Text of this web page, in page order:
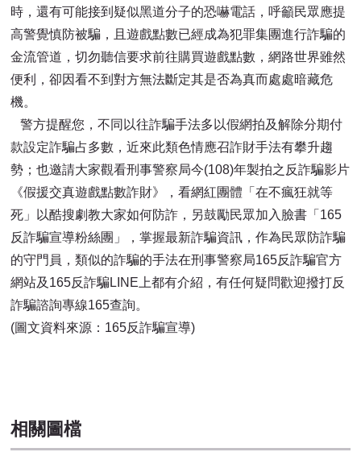
時，還有可能接到疑似黑道分子的恐嚇電話，呼籲民眾應提
高警覺慎防被騙，且遊戲點數已經成為犯罪集團進行詐騙的
金流管道，切勿聽信要求前往購買遊戲點數，網路世界雖然
便利，卻因看不到對方無法斷定其是否為真而處處暗藏危
機。
警方提醒您，不同以往詐騙手法多以假網拍及解除分期付
款設定詐騙占多數，近來此類色情應召詐財手法有攀升趨
勢；也邀請大家觀看刑事警察局今(108)年製拍之反詐騙影片
《假援交真遊戲點數詐財》，看網紅團體「在不瘋狂就等
死」以酷搜劇教大家如何防詐，另鼓勵民眾加入臉書「165
反詐騙宣導粉絲團」，掌握最新詐騙資訊，作為民眾防詐騙
的守門員，類似的詐騙的手法在刑事警察局165反詐騙官方
網站及165反詐騙LINE上都有介紹，有任何疑問歡迎撥打反
詐騙諮詢專線165查詢。
(圖文資料來源：165反詐騙宣導)
相關圖檔